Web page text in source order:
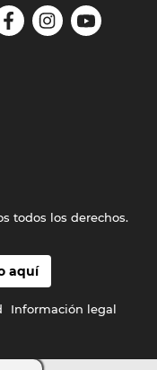
aquí
Información legal
todos los derechos.